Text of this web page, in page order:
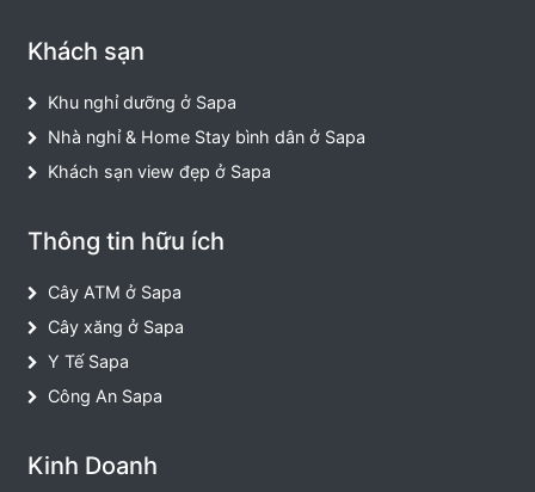
Khách sạn
Khu nghỉ dưỡng ở Sapa
Nhà nghỉ & Home Stay bình dân ở Sapa
Khách sạn view đẹp ở Sapa
Thông tin hữu ích
Cây ATM ở Sapa
Cây xăng ở Sapa
Y Tế Sapa
Công An Sapa
Kinh Doanh